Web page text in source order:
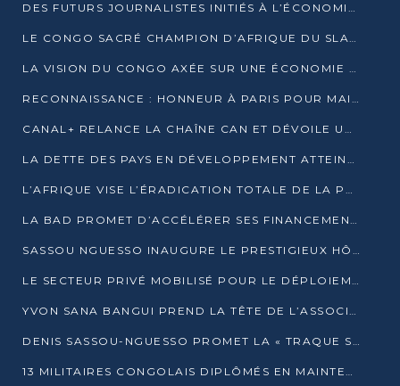
DES FUTURS JOURNALISTES INITIÉS À L’ÉCONOMIE BLEUE DURABLE
LE CONGO SACRÉ CHAMPION D’AFRIQUE DU SLAM 2025
LA VISION DU CONGO AXÉE SUR UNE ÉCONOMIE BAS CARBONE AU RENDEZ-VOUS DE MONACO 2025
RECONNAISSANCE : HONNEUR À PARIS POUR MAIXENT RAOUL OMINGA
CANAL+ RELANCE LA CHAÎNE CAN ET DÉVOILE UNE OFFRE EXCEPTIONNELLE POUR DÉCEMBRE
LA DETTE DES PAYS EN DÉVELOPPEMENT ATTEINT UN SOMMET HISTORIQUE ENTRE 2022 ET 2024
L’AFRIQUE VISE L’ÉRADICATION TOTALE DE LA POLIOMYÉLITE D’ICI 2026
LA BAD PROMET D’ACCÉLÉRER SES FINANCEMENTS AVEC LE MINISTÈRE DE L’ASSAINISSEMENT
SASSOU NGUESSO INAUGURE LE PRESTIGIEUX HÔTEL KEMPINSKI BRAZZAVILLE
LE SECTEUR PRIVÉ MOBILISÉ POUR LE DÉPLOIEMENT DE 19 MINI-CENTRALES SOLAIRES
YVON SANA BANGUI PREND LA TÊTE DE L’ASSOCIATION DES BANQUES CENTRALES AFRICAINES
DENIS SASSOU-NGUESSO PROMET LA « TRAQUE SANS RELÂCHE » DU GRAND BANDITISME
13 MILITAIRES CONGOLAIS DIPLÔMÉS EN MAINTENANCE INDUSTRIELLE APRÈS TROIS ANS DE FORMATION À L’UNIVERSITÉ MARIEN-NGOUABI